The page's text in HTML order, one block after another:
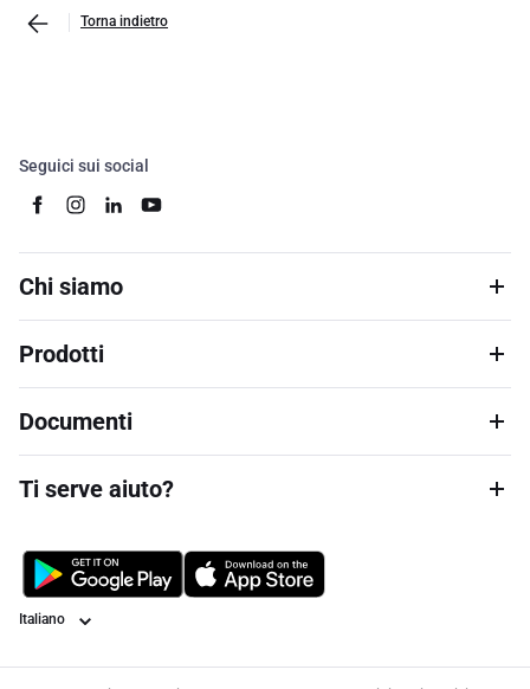
Torna indietro
Seguici sui social
Chi siamo
Prodotti
Documenti
Ti serve aiuto?
Lingua